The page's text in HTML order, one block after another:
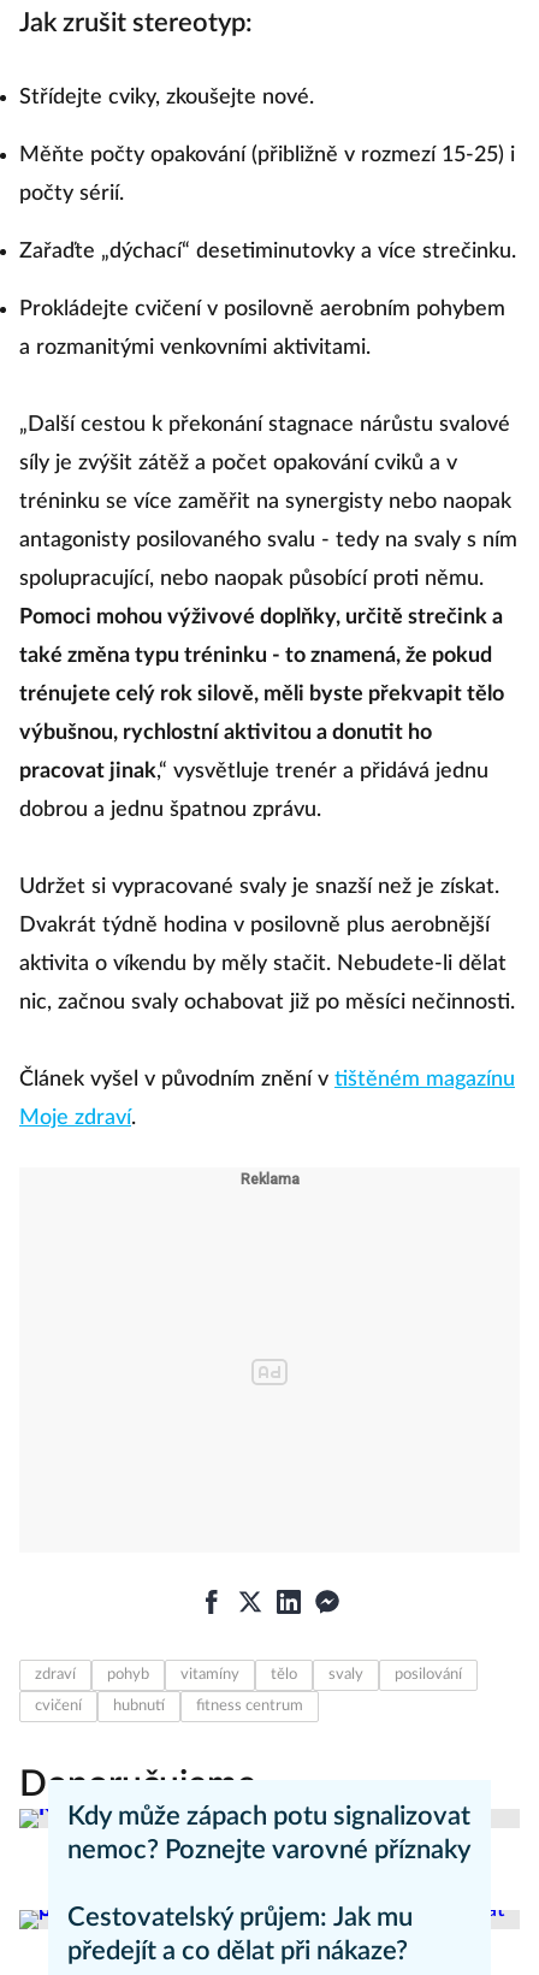
Jak zrušit stereotyp:
Střídejte cviky, zkoušejte nové.
Měňte počty opakování (přibližně v rozmezí 15-25) i
počty sérií.
Zařaďte „dýchací“ desetiminutovky a více strečinku.
Prokládejte cvičení v posilovně aerobním pohybem
a rozmanitými venkovními aktivitami.
„Další cestou k překonání stagnace nárůstu svalové
síly je zvýšit zátěž a počet opakování cviků a v
tréninku se více zaměřit na synergisty nebo naopak
antagonisty posilovaného svalu - tedy na svaly s ním
spolupracující, nebo naopak působící proti němu.
Pomoci mohou výživové doplňky, určitě strečink a
také změna typu tréninku - to znamená, že pokud
trénujete celý rok silově, měli byste překvapit tělo
výbušnou, rychlostní aktivitou a donutit ho
pracovat jinak,“ vysvětluje trenér a přidává jednu
dobrou a jednu špatnou zprávu.
Udržet si vypracované svaly je snazší než je získat.
Dvakrát týdně hodina v posilovně plus aerobnější
aktivita o víkendu by měly stačit. Nebudete-li dělat
nic, začnou svaly ochabovat již po měsíci nečinnosti.
Článek vyšel v původním znění v tištěném magazínu
Moje zdraví.
zdraví pohyb vitamíny tělo svaly
posilování
cvičení
hubnutí fitness centrum
Doporučujeme
Kdy může zápach potu signalizovat
nemoc? Poznejte varovné příznaky
Cestovatelský průjem: Jak mu
předejít a co dělat při nákaze?